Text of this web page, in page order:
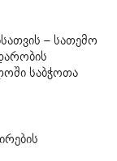
– სათემო
საბჭოთა